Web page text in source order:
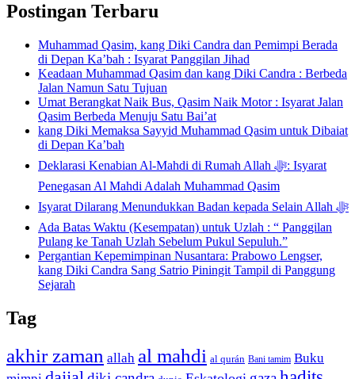
Postingan Terbaru
Muhammad Qasim, kang Diki Candra dan Pemimpi Berada
di Depan Ka’bah : Isyarat Panggilan Jihad
Keadaan Muhammad Qasim dan kang Diki Candra : Berbeda
Jalan Namun Satu Tujuan
Umat Berangkat Naik Bus, Qasim Naik Motor : Isyarat Jalan
Qasim Berbeda Menuju Satu Bai’at
kang Diki Memaksa Sayyid Muhammad Qasim untuk Dibaiat
di Depan Ka’bah
Deklarasi Kenabian Al-Mahdi di Rumah Allah ﷻ: Isyarat
Penegasan Al Mahdi Adalah Muhammad Qasim
Isyarat Dilarang Menundukkan Badan kepada Selain Allah ﷻ
Ada Batas Waktu (Kesempatan) untuk Uzlah : “ Panggilan
Pulang ke Tanah Uzlah Sebelum Pukul Sepuluh.”
Pergantian Kepemimpinan Nusantara: Prabowo Lengser,
kang Diki Candra Sang Satrio Piningit Tampil di Panggung
Sejarah
Tag
akhir zaman allah al mahdi al qurán Bani tamim Buku